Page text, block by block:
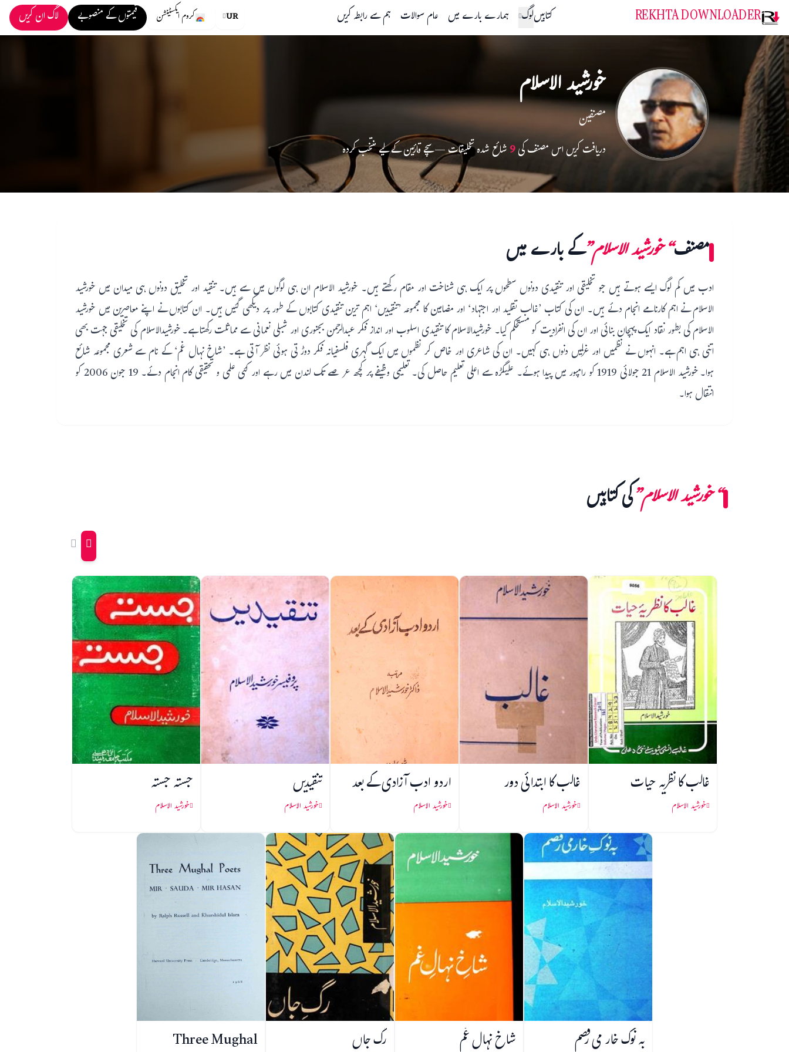
REKHTA DOWNLOADER کتابیںلوگ ہمارے بارے میں عام سوالات ہم سے رابطہ کریں UR کروم ایکسٹینشن قیمتوں کے منصوبے لاگ ان کریں
خورشید الاسلام
مصنفین
دریافت کریں اس مصنف کی9شائع شدہ تخلیقات — سچے قارئین کے لیے منتخب کردہ
مصنف“خورشید الاسلام”کے بارے میں
ادب میں کم لوگ ایسے ہوتے ہیں جو تخلیقی اور تنقیدی دونوں سطحوں پر ایک ہی شناخت اور مقام رکھتے ہیں۔ خورشید الاسلام ان ہی لوگوں میں سے ہیں۔ تنقید اور تخلیق دونوں ہی میدان میں خورشید
الاسلام نے اہم کارنامے انجام دئے ہیں۔ ان کی کتاب ’غالب تقلید اور اجتہاد‘ اور مضامین کا مجموعہ ’تنقیدیں‘ اہم ترین تنقیدی کتابوں کے طور پر دیکھی گئیں ہیں۔ ان کتابوں نے اپنے معاصرین میں خورشید
الاسلام کی بطور نقاد ایک پہچان بنائی اور ان کی انفرادیت کو مستحکم کیا۔ خورشیدالاسلام کا تنقیدی اسلوب اور انداز فکر عبدالرحمن بجنوری اور شبلی نعمانی سے مماثلت رکھتا ہے۔ خورشیدالاسلام کی تخلیقی جہت بھی
اتنی ہی اہم ہے۔ انہوں نے نظمیں اور غزلیں دنوں ہی کہیں۔ ان کی شاعری اور خاص کر نظموں میں ایک گہری فلسفیانہ فکر دوڑتی ہوئی نظر آتی ہے۔ ’شاخ نہال غم‘ کے نام سے شعری مجموعہ شائع
ہوا۔ خورشید الاسلام 21 جولائی 1919 کو رامپور میں پیدا ہوئے۔ علیگڑہ سے اعلی تعلیم حاصل کی۔ تعلیمی وظیفے پر کچھ عرصے تک لندن میں رہے اور کئی علمی و تحقیقی کام انجام دئے۔ 19 جون 2006 کو
انتقال ہوا۔
“خورشید الاسلام”کی کتابیں
غالب کا نظریہ حیات
خورشید الاسلام
غالب کا ابتدائی دور
خورشید الاسلام
اردو ادب آزادی کے بعد
خورشید الاسلام
تنقیدیں
خورشید الاسلام
جستہ جستہ
خورشید الاسلام
بہ نوک خار می رقصم شاخ نہال غم رگ جاں Three Mughal